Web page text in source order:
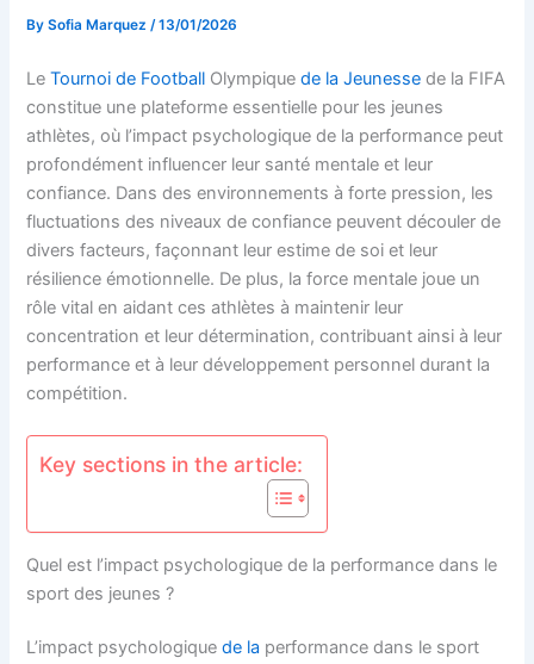
BySofia Marquez/13/01/2026
LeTournoi de Football Olympiquede la Jeunesse de la FIFA
constitue une plateforme essentielle pour les jeunes
athlètes, où l’impact psychologique de la performance peut
profondément influencer leur santé mentale et leur
confiance. Dans des environnements à forte pression, les
fluctuations des niveaux de confiance peuvent découler de
divers facteurs, façonnant leur estime de soi et leur
résilience émotionnelle. De plus, la force mentale joue un
rôle vital en aidant ces athlètes à maintenir leur
concentration et leur détermination, contribuant ainsi à leur
performance et à leur développement personnel durant la
compétition.
Key sections in the article:
Quel est l’impact psychologique de la performance dans le
sport des jeunes ?
L’impact psychologiquede la performance dans le sport